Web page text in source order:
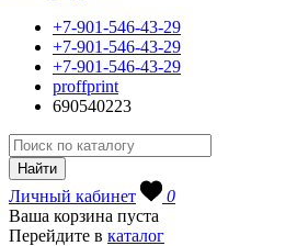
+7-901-546-43-29
+7-901-546-43-29
+7-901-546-43-29
proffprint
690540223
Личный кабинет
0
Ваша корзина пуста
Перейдите в каталог